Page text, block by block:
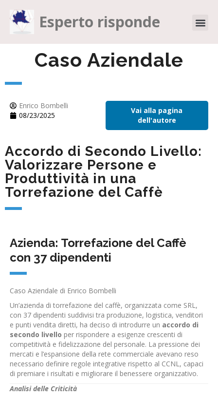
Esperto risponde
Caso Aziendale
Enrico Bombelli
08/23/2025
Vai alla pagina
dell'autore
Accordo di Secondo Livello:
Valorizzare Persone e
Produttività in una
Torrefazione del Caffè
Azienda: Torrefazione del Caffè
con 37 dipendenti
Caso Aziendale di Enrico Bombelli
Un’azienda di torrefazione del caffè, organizzata come SRL,
con 37 dipendenti suddivisi tra produzione, logistica, venditori
e punti vendita diretti, ha deciso di introdurre un accordo di
secondo livello per rispondere a esigenze crescenti di
competitività e fidelizzazione del personale. La pressione dei
mercati e l’espansione della rete commerciale avevano reso
necessario definire regole integrative rispetto al CCNL, capaci
di premiare i risultati e migliorare il benessere organizzativo.
Analisi delle Criticità